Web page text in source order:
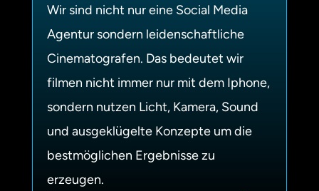
Wir sind nicht nur eine Social Media
Agentur sondern leidenschaftliche
Cinematografen. Das bedeutet wir
filmen nicht immer nur mit dem Iphone,
sondern nutzen Licht, Kamera, Sound
und ausgeklügelte Konzepte um die
bestmöglichen Ergebnisse zu
erzeugen.